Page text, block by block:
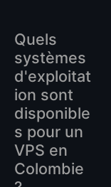
Quels
systèmes
d'exploitat
ion sont
disponible
s pour un
VPS en
Colombie